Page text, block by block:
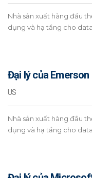
Nhà sản xuất hàng đầu
dụng và hạ tầng cho
Đại lý của
US
Nhà sản xuất hàng đầu
dụng và hạ tầng cho